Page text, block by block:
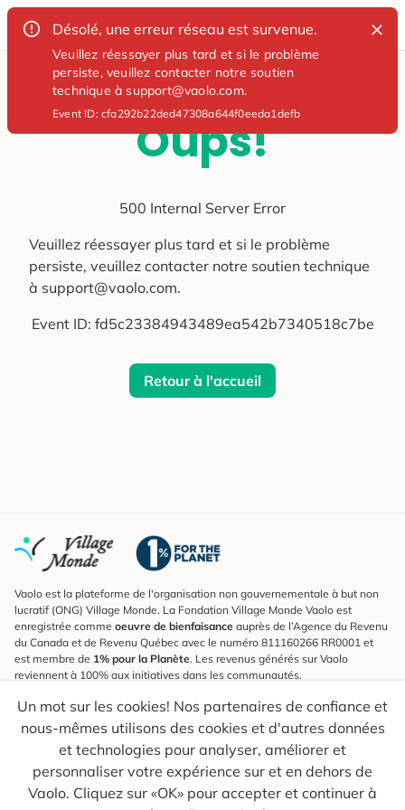
Désolé, une erreur réseau est survenue.
Veuillez réessayer plus tard et si le problème
persiste, veuillez contacter notre soutien
technique à support@vaolo.com.
Event ID:cfa292b22ded47308a644f0eeda1defb
Oups!
500 Internal Server Error
Veuillez réessayer plus tard et si le problème
persiste, veuillez contacter notre soutien technique
à support@vaolo.com.
Event ID: fd5c23384943489ea542b7340518c7be
Retour à l'accueil
Un mot sur les cookies! Nos partenaires de confiance et
nous-mêmes utilisons des cookies et d'autres données
et technologies pour analyser, améliorer et
personnaliser votre expérience sur et en dehors de
Vaolo. Cliquez sur «OK» pour accepter et continuer à
Vaolo est la plateforme de l'organisation non gouvernementale à but non
lucratif (ONG) Village Monde. La Fondation Village Monde Vaolo est
enregistrée comme oeuvre de bienfaisance auprès de l’Agence du Revenu
du Canada et de Revenu Québec avec le numéro 811160266 RR0001 et
est membre de 1% pour la Planète. Les revenus générés sur Vaolo
reviennent à 100% aux initiatives dans les communautés.
S'inscrire à l'infolettre
Pour connaître les nouveautés, suivre nos explorateurs et recevoir des
astuces pour des voyages plus conscients.
Ton courriel Envoyer